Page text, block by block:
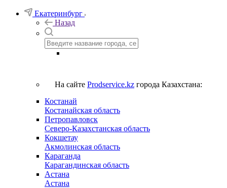
Екатеринбург
Назад
На сайте Prodservice.kz города Казахстана:
Костанай
Костанайская область
Петропавловск
Северо-Казахстанская область
Кокшетау
Акмолинская область
Караганда
Карагандинская область
Астана
Астана